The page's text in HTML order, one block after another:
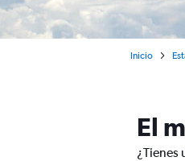
Inicio
El
¿Tienes